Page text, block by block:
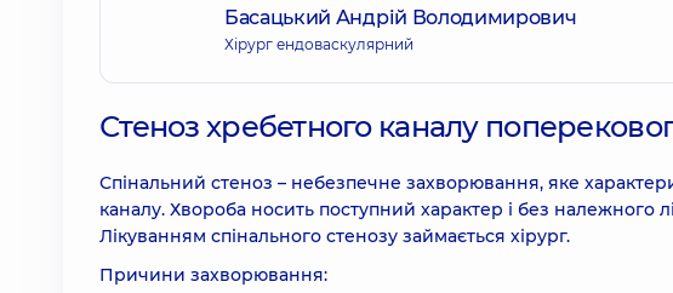
Басацький Андрій Володимирович
Хірург ендоваскулярний
Стеноз хребетного каналу
Спінальний стеноз – небезпечне захворювання, яке
каналу. Хвороба носить поступний характер і без належного
Лікуванням спінального стенозу займається хірург.
Причини захворювання: